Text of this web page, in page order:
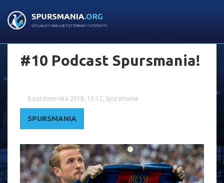
#10 Podcast Spursmania!
8 października 2018, 10:12, Spursmania
SPURSMANIA